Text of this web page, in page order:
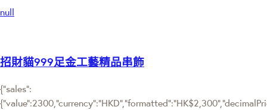
null
招財貓999足金工藝精品串飾
{"sales":